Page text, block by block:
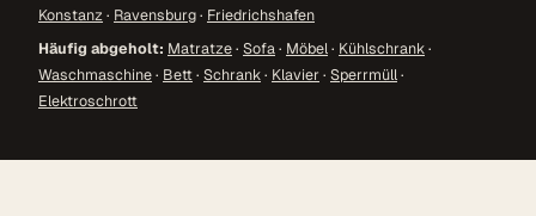
Konstanz· Ravensburg· Friedrichshafen
Häufig abgeholt: Matratze· Sofa· Möbel· Kühlschrank·
Waschmaschine· Bett· Schrank· Klavier · Sperrmüll·
Elektroschrott